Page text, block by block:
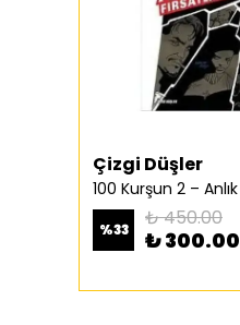
Çizgi Düşler
%33 ₺ 450.00
₺ 300.00